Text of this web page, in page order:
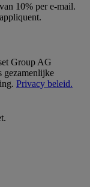
10% per e-mail.
Group AG
gezamenlijke
Privacy beleid.